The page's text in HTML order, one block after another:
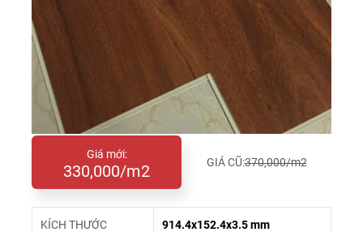
Giá mới:
330,000/m2 GIÁ CŨ:370,000/m2
KÍCH THƯỚC 914.4x152.4x3.5 mm